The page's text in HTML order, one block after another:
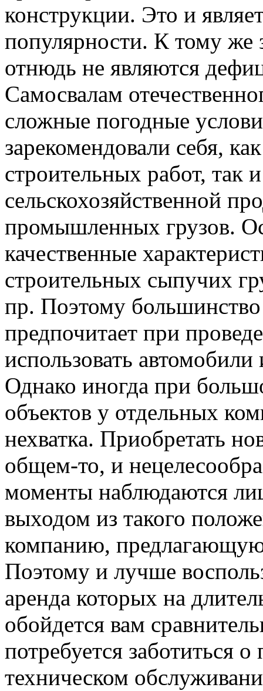
конструкции. Это и
популярности. К тому же
отнюдь не являются
Самосвалам
сложные погодные
зарекомендовали себя,
строительных работ, так
сельскохозяйственной
промышленных грузов.
качественные
строительных сыпучих
пр. Поэтому
предпочитает при
использовать
Однако иногда при
объектов у отдельных
нехватка. Приобретать
общем-то, и
моменты наблюдаются
выходом из такого
компанию,
Поэтому и лучше
аренда которых на
обойдется вам
потребуется заботиться
техническом